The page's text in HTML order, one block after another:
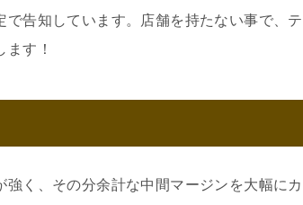
告知しています。店舗を持たない事で、テ
す！
く、その分余計な中間マージンを大幅にカ